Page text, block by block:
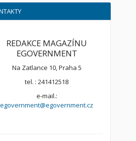
REDAKCE MAGAZÍNU
EGOVERNMENT
Na Zatlance 10, Praha 5
tel. : 241412518
e-mail.:
egovernment@egovernment.cz